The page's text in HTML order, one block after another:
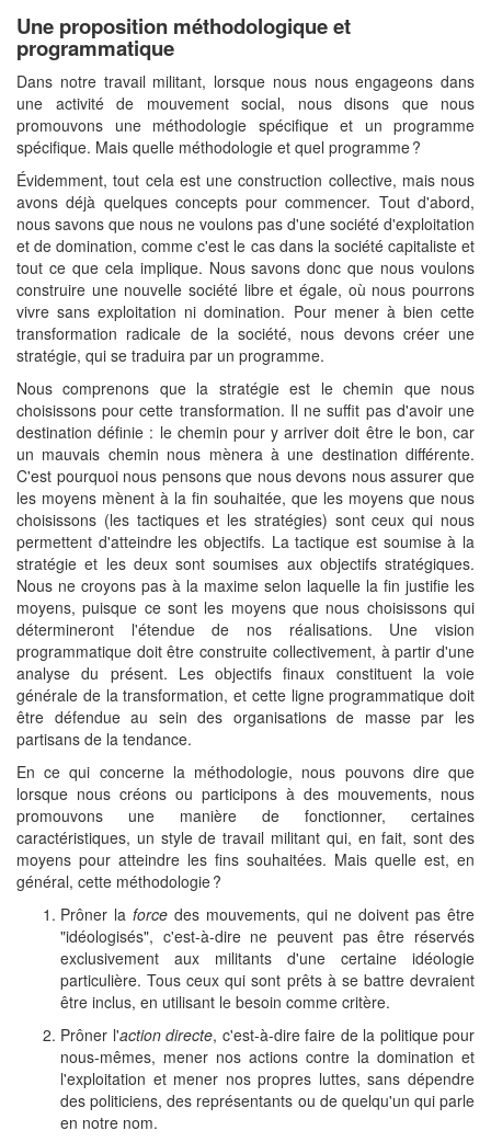
Une proposition méthodologique et
programmatique
Dans notre travail militant, lorsque nous nous engageons dans
une activité de mouvement social, nous disons que nous
promouvons une méthodologie spécifique et un programme
spécifique. Mais quelle méthodologie et quel programme ?
Évidemment, tout cela est une construction collective, mais nous
avons déjà quelques concepts pour commencer. Tout d'abord,
nous savons que nous ne voulons pas d'une société d'exploitation
et de domination, comme c'est le cas dans la société capitaliste et
tout ce que cela implique. Nous savons donc que nous voulons
construire une nouvelle société libre et égale, où nous pourrons
vivre sans exploitation ni domination. Pour mener à bien cette
transformation radicale de la société, nous devons créer une
stratégie, qui se traduira par un programme.
Nous comprenons que la stratégie est le chemin que nous
choisissons pour cette transformation. Il ne suffit pas d'avoir une
destination définie : le chemin pour y arriver doit être le bon, car
un mauvais chemin nous mènera à une destination différente.
C'est pourquoi nous pensons que nous devons nous assurer que
les moyens mènent à la fin souhaitée, que les moyens que nous
choisissons (les tactiques et les stratégies) sont ceux qui nous
permettent d'atteindre les objectifs. La tactique est soumise à la
stratégie et les deux sont soumises aux objectifs stratégiques.
Nous ne croyons pas à la maxime selon laquelle la fin justifie les
moyens, puisque ce sont les moyens que nous choisissons qui
détermineront l'étendue de nos réalisations. Une vision
programmatique doit être construite collectivement, à partir d'une
analyse du présent. Les objectifs finaux constituent la voie
générale de la transformation, et cette ligne programmatique doit
être défendue au sein des organisations de masse par les
partisans de la tendance.
En ce qui concerne la méthodologie, nous pouvons dire que
lorsque nous créons ou participons à des mouvements, nous
promouvons une manière de fonctionner, certaines
caractéristiques, un style de travail militant qui, en fait, sont des
moyens pour atteindre les fins souhaitées. Mais quelle est, en
général, cette méthodologie ?
Prôner la force des mouvements, qui ne doivent pas être
"idéologisés", c'est-à-dire ne peuvent pas être réservés
exclusivement aux militants d'une certaine idéologie
particulière. Tous ceux qui sont prêts à se battre devraient
être inclus, en utilisant le besoin comme critère.
Prôner l'action directe, c'est-à-dire faire de la politique pour
nous-mêmes, mener nos actions contre la domination et
l'exploitation et mener nos propres luttes, sans dépendre
des politiciens, des représentants ou de quelqu'un qui parle
en notre nom.